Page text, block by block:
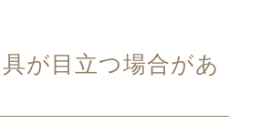
が目立つ場合があ